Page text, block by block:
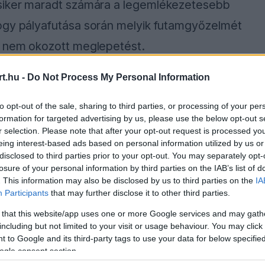
- Do Not Process My Personal Information
opt-out of the sale, sharing to third parties, or processing of your
for targeted advertising by us, please use the below opt-out
selection. Please note that after your opt-out request is processed
interest-based ads based on personal information utilized by us
to third parties prior to your opt-out. You may separately
of your personal information by third parties on the IAB’s list of
This information may also be disclosed by us to third parties on the
Participants that may further disclose it to other third parties.
that this website/app uses one or more Google services and may
but not limited to your visit or usage behaviour. You may
to Google and its third-party tags to use your data for below
consent section.
maradt számára a legemlékezetesebb
pályafutása során melyik futamgyőzelmét
okozott meglepetést.
az érzelmi töltet dönt a kérdésben,
illet, ez elég egyszerű. Az első Forma–
nem felejted el” – idézte Verstappent az
the server or network failed or because the
not supported.